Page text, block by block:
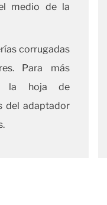
medio de la
corrugadas
Para más
la hoja de
del adaptador